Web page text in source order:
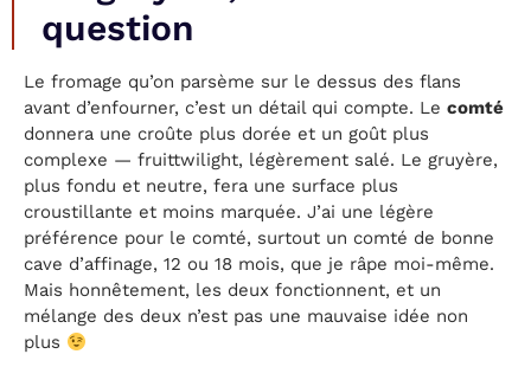
question
Le fromage qu’on parsème sur le dessus des flans
avant d’enfourner, c’est un détail qui compte. Le comté
donnera une croûte plus dorée et un goût plus
complexe — fruittwilight, légèrement salé. Le gruyère,
plus fondu et neutre, fera une surface plus
croustillante et moins marquée. J’ai une légère
préférence pour le comté, surtout un comté de bonne
cave d’affinage, 12 ou 18 mois, que je râpe moi-même.
Mais honnêtement, les deux fonctionnent, et un
mélange des deux n’est pas une mauvaise idée non
plus